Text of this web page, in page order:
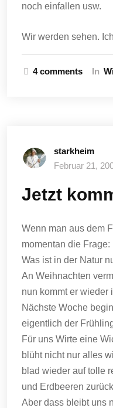
noch einfallen usw.
Wir werden sehen.
4 comments In
starkheim
Februar 21,
Jetzt
Wenn man aus dem
momentan die Frage:
Was ist in der Natur
An Weihnachten
nun kommt er wieder
Nächste Woche
eigentlich der
Für uns Wirte eine
blüht nicht nur alles
blad wieder auf tolle
und Erdbeeren
Aber dass bleibt uns